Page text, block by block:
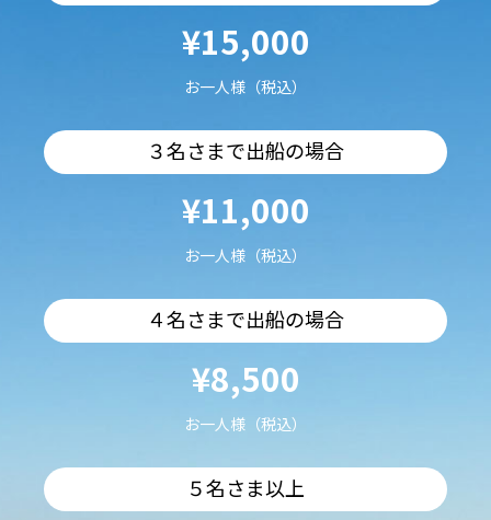
¥15,000
お一人様（税込）
３名さまで出船の場合
¥11,000
お一人様（税込）
４名さまで出船の場合
¥8,500
お一人様（税込）
５名さま以上